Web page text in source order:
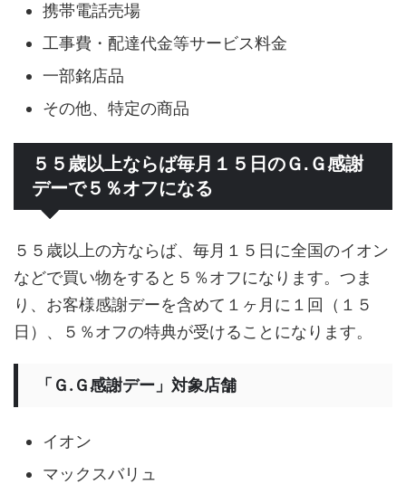
携帯電話売場
工事費・配達代金等サービス料金
一部銘店品
その他、特定の商品
５５歳以上ならば毎月１５日のＧ.Ｇ感謝
デーで５％オフになる
５５歳以上の方ならば、毎月１５日に全国のイオン
などで買い物をすると５％オフになります。つま
り、お客様感謝デーを含めて１ヶ月に１回（１５
日）、５％オフの特典が受けることになります。
「Ｇ.Ｇ感謝デー」対象店舗
イオン
マックスバリュ